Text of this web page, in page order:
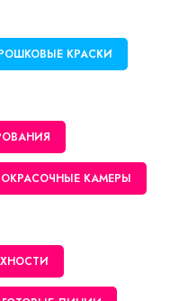
КРАСКИ
ОКРАСОЧНЫЕ КАМЕРЫ